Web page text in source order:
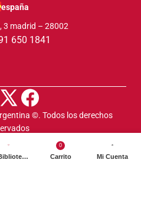
españa
3 madrid – 28002
650 1841
©️. Todos los derechos
Mi Biblioteca
0
Carrito Mi Cuenta